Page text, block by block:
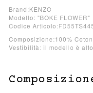
Brand:KENZO
Modello: "BOKE FLOWER"
Codice
Composizione:100%
Vestibilità: il modello è